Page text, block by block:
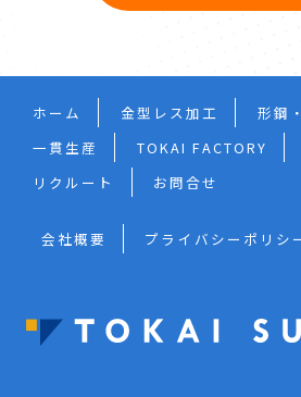
ホーム 金型レス加工
形鋼
一貫生産
TOKAI FACTORY
リクルート
お問合せ
会社概要 プライバシーポリシ